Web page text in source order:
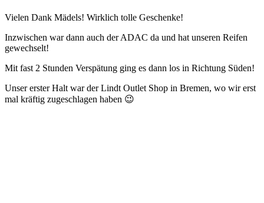
Vielen Dank Mädels! Wirklich tolle Geschenke!
Inzwischen war dann auch der ADAC da und hat unseren Reifen
gewechselt!
Mit fast 2 Stunden Verspätung ging es dann los in Richtung Süden!
Unser erster Halt war der Lindt Outlet Shop in Bremen, wo wir erst
mal kräftig zugeschlagen haben 😉